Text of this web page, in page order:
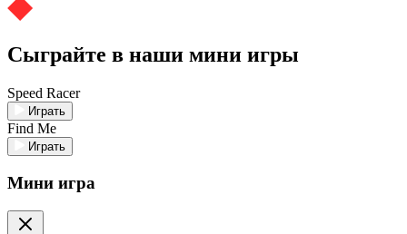
Сыграйте в наши мини игры
Speed Racer
Играть
Find Me
Играть
Мини игра